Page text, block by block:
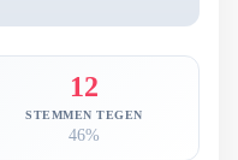
12
STEMMEN TEGEN
46%